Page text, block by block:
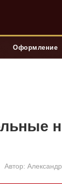
Оформление
Автор: